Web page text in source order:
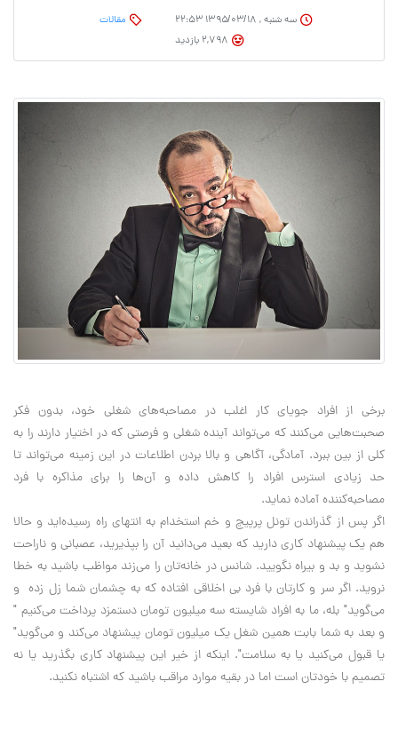
سه شنبه , ۱۳۹۵/۰۳/۱۸ ۲۲:۵۳
مقالات
برخی از افراد جویای کار اغلب در مصاحبه‌های شغلی خود، بدون فکر
صحبت‌هایی می‌کنند که می‌تواند آینده شغلی و فرصتی که در اختیار دارند را به
کلی از بین ببرد. آمادگی، آگاهی و بالا بردن اطلاعات در این زمینه می‌تواند تا
حد زیادی استرس افراد را کاهش داده و آن‌ها را برای مذاکره با فرد
مصاحبه‌کننده آماده نماید.
اگر پس از گذراندن تونل پرپیچ و خم استخدام به انتهای راه رسیده‌اید و حالا
هم یک پیشنهاد کاری دارید که بعید می‌دانید آن را بپذیرید، عصبانی و ناراحت
نشوید و بد و بیراه نگویید. شانس در خانه‌تان را می‌زند مواظب باشید به خطا
نروید. اگر سر و کارتان با فرد بی اخلاقی افتاده که به چشمان شما زل زده‌ و
می‌گوید" بله، ما به افراد شایسته سه میلیون تومان دستمزد پرداخت می‌کنیم "
و بعد به شما بابت همین شغل یک میلیون تومان پیشنهاد می‌کند و می‌گوید"
یا قبول می‌کنید یا به سلامت". اینکه از خیر این پیشنهاد کاری بگذرید یا نه
تصمیم با خودتان است اما در بقیه موارد مراقب باشید که اشتباه نکنید.